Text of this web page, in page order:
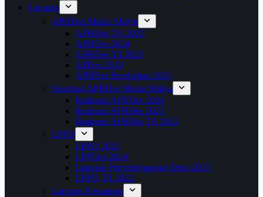
Laporan
APBDes Mekar Mulya
APBDes TA 2025
APBDes 2024
APBDes TA 2023
APDes 2019
APBDes Perubahan 2025
Realisasi APBDes Mekar Mulya
Realisasi APBDes 2024
Realisasi APBDes 2023
Realisasi APBDes TA 2022
LPPD
LPPD 2025
LPPDes 2024
Laporan Penyelenggaran Desa 2023
LPPD TA 2022
Laporan Keuangan